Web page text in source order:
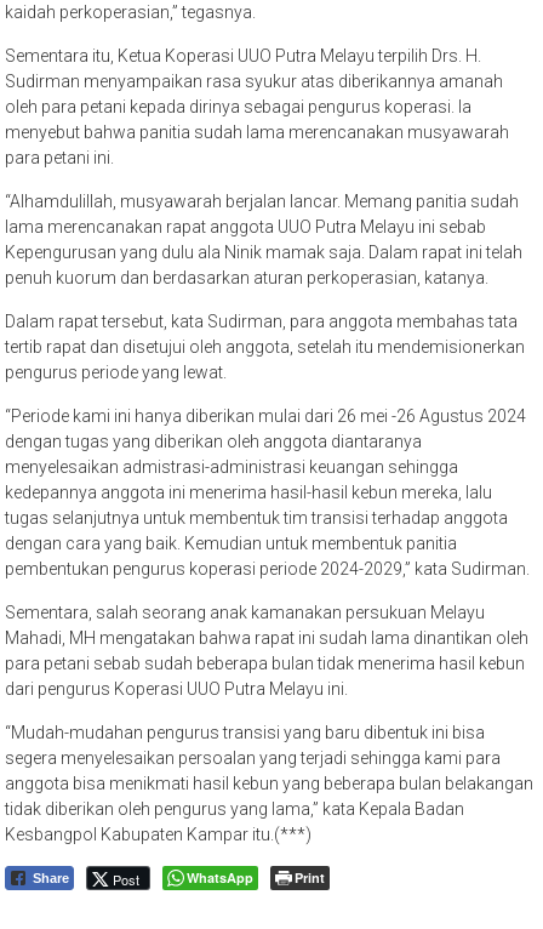
kaidah perkoperasian,” tegasnya.
Sementara itu, Ketua Koperasi UUO Putra Melayu terpilih Drs. H.
Sudirman menyampaikan rasa syukur atas diberikannya amanah
oleh para petani kepada dirinya sebagai pengurus koperasi. Ia
menyebut bahwa panitia sudah lama merencanakan musyawarah
para petani ini.
“Alhamdulillah, musyawarah berjalan lancar. Memang panitia sudah
lama merencanakan rapat anggota UUO Putra Melayu ini sebab
Kepengurusan yang dulu ala Ninik mamak saja. Dalam rapat ini telah
penuh kuorum dan berdasarkan aturan perkoperasian, katanya.
Dalam rapat tersebut, kata Sudirman, para anggota membahas tata
tertib rapat dan disetujui oleh anggota, setelah itu mendemisionerkan
pengurus periode yang lewat.
“Periode kami ini hanya diberikan mulai dari 26 mei -26 Agustus 2024
dengan tugas yang diberikan oleh anggota diantaranya
menyelesaikan admistrasi-administrasi keuangan sehingga
kedepannya anggota ini menerima hasil-hasil kebun mereka, lalu
tugas selanjutnya untuk membentuk tim transisi terhadap anggota
dengan cara yang baik. Kemudian untuk membentuk panitia
pembentukan pengurus koperasi periode 2024-2029,” kata Sudirman.
Sementara, salah seorang anak kamanakan persukuan Melayu
Mahadi, MH mengatakan bahwa rapat ini sudah lama dinantikan oleh
para petani sebab sudah beberapa bulan tidak menerima hasil kebun
dari pengurus Koperasi UUO Putra Melayu ini.
“Mudah-mudahan pengurus transisi yang baru dibentuk ini bisa
segera menyelesaikan persoalan yang terjadi sehingga kami para
anggota bisa menikmati hasil kebun yang beberapa bulan belakangan
tidak diberikan oleh pengurus yang lama,” kata Kepala Badan
Kesbangpol Kabupaten Kampar itu.(***)
Share Post WhatsApp Print